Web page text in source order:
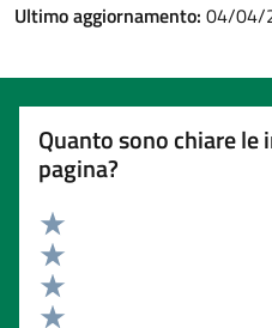
Ultimo aggiornamento: 04/04/
Quanto sono chiare
pagina?
Valuta 5 stelle su 5
Valuta 4 stelle su 5
Valuta 3 stelle su 5